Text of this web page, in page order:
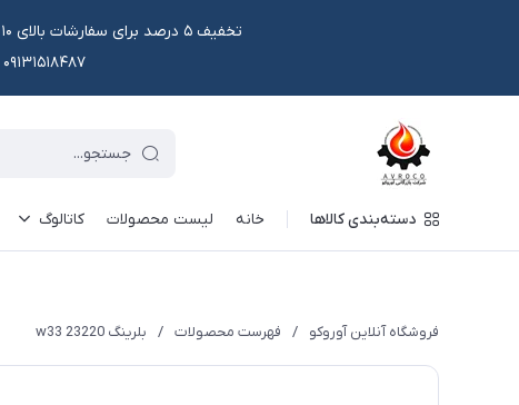
۰۹۱۳۱۵۱۸۴۸۷ یا در وتس اپ و ایتا قابل سفارش می باشند)
دسته‌بندی کالاها خانه لیست محصولات کاتالوگ
فروشگاه آنلاین آوروکو / فهرست محصولات / بلرینگ 23220 w33